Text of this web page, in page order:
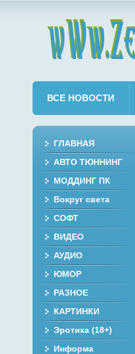
ВСЕ НОВОСТИ
ГЛАВНАЯ
АВТО ТЮННИНГ
МОДДИНГ ПК
Вокруг света
СОФТ
ВИДЕО
АУДИО
ЮМОР
РАЗНОЕ
КАРТИНКИ
Эротика (18+)
Информа